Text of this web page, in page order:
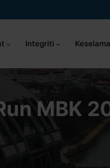
Integriti
MBK